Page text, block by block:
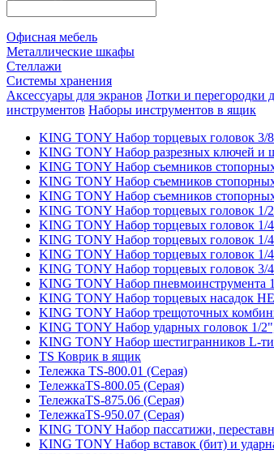
Офисная мебель
Металлические шкафы
Стеллажи
Системы хранения
Аксессуары для экранов Лотки и перегородки
инструментов Наборы инструментов в ящик
KING TONY Набор торцевых головок 3/
KING TONY Набор разрезных ключей и
KING TONY Набор съемников
KING TONY Набор съемников
KING TONY Набор съемников
KING TONY Набор торцевых головок 1/
KING TONY Набор торцевых головок 1/
KING TONY Набор торцевых головок 1/
KING TONY Набор торцевых головок 1/
KING TONY Набор торцевых головок 3/
KING TONY Набор пневмоинструмента
KING TONY Набор торцевых насадок
KING TONY Набор трещоточных
KING TONY Набор ударных головок 1/
KING TONY Набор шестигранников L-
TS Коврик в ящик
Тележка TS-800.01 (Серая)
ТележкаTS-800.05 (Серая)
ТележкаTS-875.06 (Серая)
ТележкаTS-950.07 (Серая)
KING TONY Набор пассатижи,
KING TONY Набор вставок (бит) и